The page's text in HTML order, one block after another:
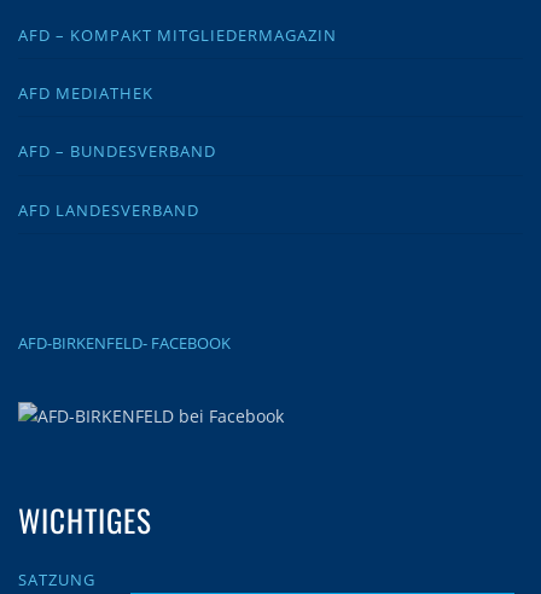
AFD – KOMPAKT MITGLIEDERMAGAZIN
AFD MEDIATHEK
AFD – BUNDESVERBAND
AFD LANDESVERBAND
AFD-BIRKENFELD- FACEBOOK
WICHTIGES
SATZUNG